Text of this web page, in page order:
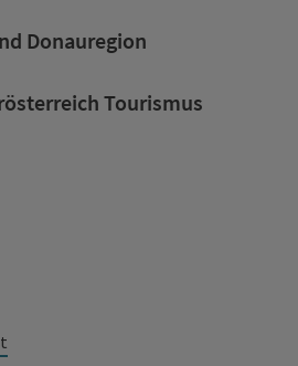
Donauregion
Tourismus